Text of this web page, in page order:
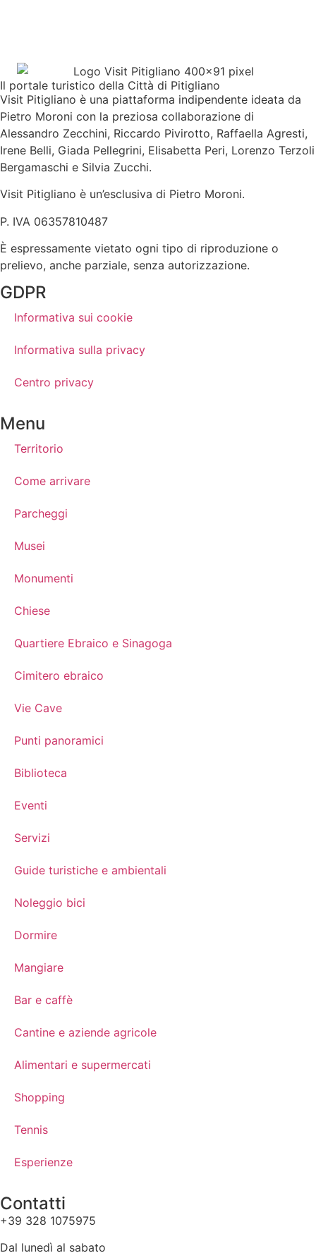
Il portale turistico della Città di Pitigliano
Visit Pitigliano è una piattaforma indipendente ideata da
Pietro Moroni con la preziosa collaborazione di
Alessandro Zecchini, Riccardo Pivirotto, Raffaella Agresti,
Irene Belli, Giada Pellegrini, Elisabetta Peri, Lorenzo Terzoli
Bergamaschi e Silvia Zucchi.
Visit Pitigliano è un’esclusiva di Pietro Moroni.
P. IVA 06357810487
È espressamente vietato ogni tipo di riproduzione o
prelievo, anche parziale, senza autorizzazione.
GDPR
Informativa sui cookie
Informativa sulla privacy
Centro privacy
Menu
Territorio
Come arrivare
Parcheggi
Musei
Monumenti
Chiese
Quartiere Ebraico e Sinagoga
Cimitero ebraico
Vie Cave
Punti panoramici
Biblioteca
Eventi
Servizi
Guide turistiche e ambientali
Noleggio bici
Dormire
Mangiare
Bar e caffè
Cantine e aziende agricole
Alimentari e supermercati
Shopping
Tennis
Esperienze
Contatti
+39 328 1075975
Dal lunedì al sabato